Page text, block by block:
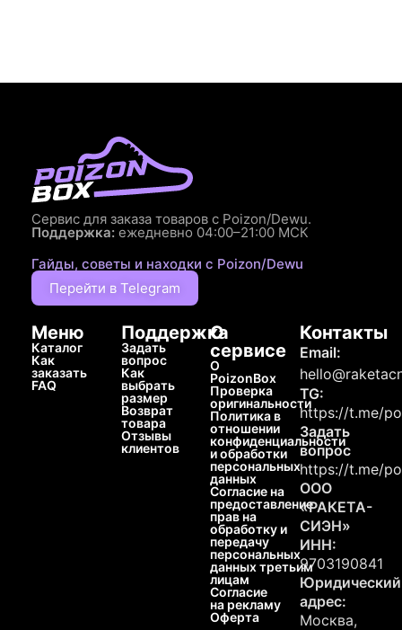
Сервис для заказа товаров с Poizon/Dewu.
Поддержка: ежедневно 04:00–21:00 МСК
Гайды, советы и находки с Poizon/Dewu
Перейти в Telegram
Меню
Каталог
Как
заказать
FAQ
Поддержка
Задать
вопрос
Как
выбрать
размер
Возврат
товара
Отзывы
клиентов
О
сервисе
О
PoizonBox
Проверка
оригинальности
Политика в
отношении
конфиденциальности
и обработки
персональных
данных
Согласие на
предоставление
прав на
обработку и
передачу
персональных
данных третьим
лицам
Согласие
на рекламу
Оферта
Контакты
Email:
TG:
https://t.me/
Задать
вопрос
https://t.me/
ООО
«РАКЕТА-
СИЭН»
ИНН:
9703190841
Юридический
адрес:
Москва,